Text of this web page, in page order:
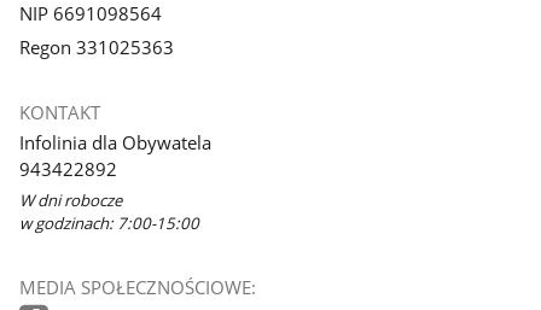
NIP 6691098564
Regon 331025363
KONTAKT
Infolinia dla Obywatela
943422892
W dni robocze
w godzinach: 7:00-15:00
MEDIA SPOŁECZNOŚCIOWE: